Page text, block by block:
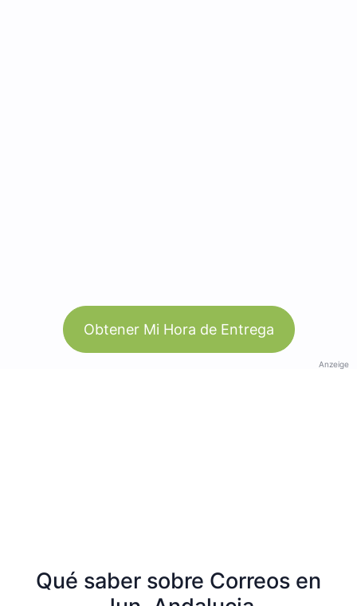
Obtener Mi Hora de Entrega
Anzeige
Qué saber sobre Correos en